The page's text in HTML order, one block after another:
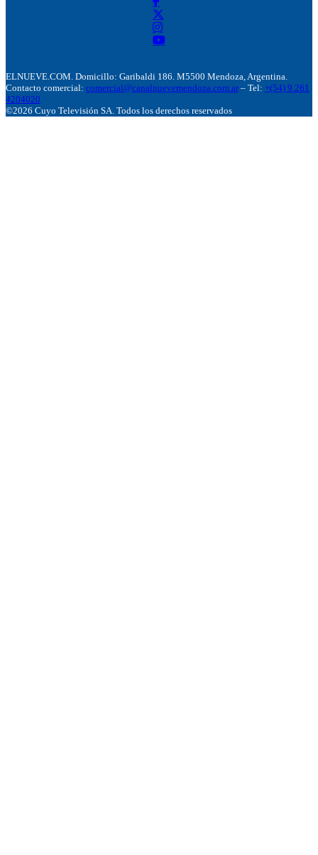
ELNUEVE.COM. Domicillo: Garibaldi 186. M5500 Mendoza, Argentina.
Contacto comercial: comercial@canalnuevemendoza.com.ar – Tel: +(54) 9 261
4204020
©2026 Cuyo Televisión SA. Todos los derechos reservados